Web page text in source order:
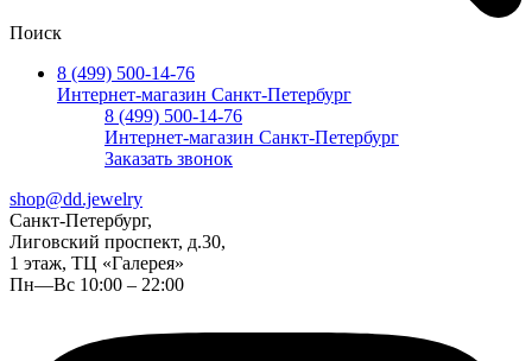
Поиск
8 (499) 500-14-76
Интернет-магазин Санкт-Петербург
8 (499) 500-14-76
Интернет-магазин Санкт-Петербург
Заказать звонок
shop@dd.jewelry
Санкт-Петербург,
Лиговский проспект, д.30,
1 этаж, ТЦ «Галерея»
Пн—Вс 10:00 – 22:00